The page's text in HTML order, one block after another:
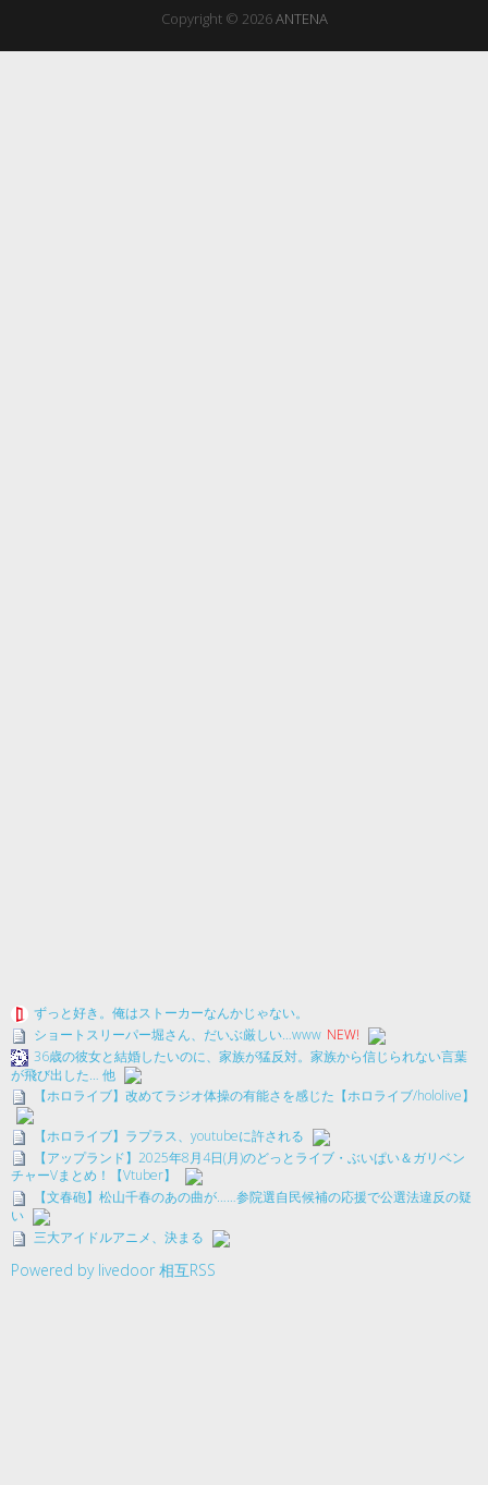
Copyright © 2026ANTENA
ずっと好き。俺はストーカーなんかじゃない。
ショートスリーパー堀さん、だいぶ厳しい…www NEW!
36歳の彼女と結婚したいのに、家族が猛反対。家族から信じられない言葉
が飛び出した… 他
【ホロライブ】改めてラジオ体操の有能さを感じた【ホロライブ/hololive】
【ホロライブ】ラプラス、youtubeに許される
【アップランド】2025年8月4日(月)のどっとライブ・ぶいぱい＆ガリベン
チャーVまとめ！【Vtuber】
【文春砲】松山千春のあの曲が……参院選自民候補の応援で公選法違反の疑
い
三大アイドルアニメ、決まる
Powered by livedoor 相互RSS